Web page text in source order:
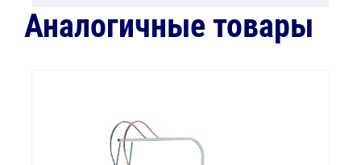
Аналогичные товары